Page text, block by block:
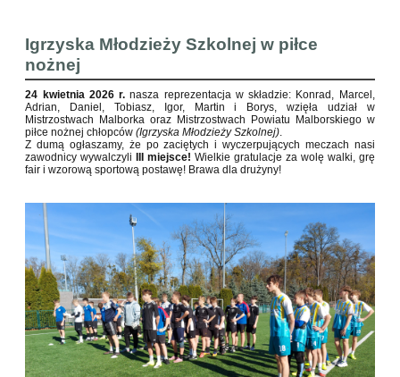
Igrzyska Młodzieży Szkolnej w piłce
nożnej
24 kwietnia 2026 r. nasza reprezentacja w składzie: Konrad, Marcel,
Adrian, Daniel, Tobiasz, Igor, Martin i Borys, wzięła udział w
Mistrzostwach Malborka oraz Mistrzostwach Powiatu Malborskiego w
piłce nożnej chłopców(Igrzyska Młodzieży Szkolnej).
Z dumą ogłaszamy, że po zaciętych i wyczerpujących meczach nasi
zawodnicy wywalczyli
III miejsce! Wielkie gratulacje za wolę walki, grę
fair i wzorową sportową postawę! Brawa dla drużyny!